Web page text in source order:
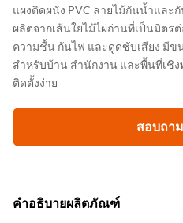
แผงติดผนัง PVC ลายไม้กันน้ำและ
ผลิตจากเส้นใยไม้ไผ่ถ่านที่เป็นมิต
ความชื้น กันไฟ และดูดซับเสียง มีข
สำหรับบ้าน สำนักงาน และพื้นที่เชิ
ติดตั้งง่าย
สอบถา
คำอธิบายผลิตภัณฑ์